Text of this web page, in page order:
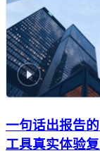
一句话出报告
工具真实体验